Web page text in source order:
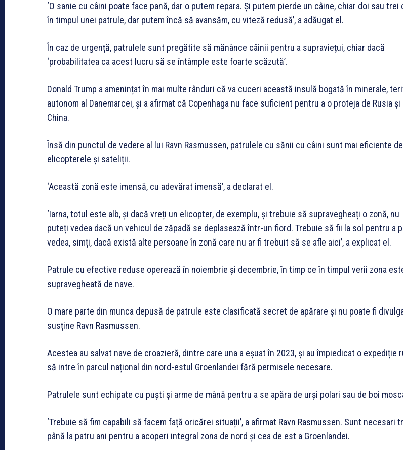
‘O sanie cu câini poate face pană, dar o putem repara. Și putem pierde un câine, chiar doi sau trei
în timpul unei patrule, dar putem încă să avansăm, cu viteză redusă’, a adăugat el.
În caz de urgență, patrulele sunt pregătite să mănânce câinii pentru a supraviețui, chiar dacă
‘probabilitatea ca acest lucru să se întâmple este foarte scăzută’.
Donald Trump a amenințat în mai multe rânduri că va cuceri această insulă bogată în minerale,
autonom al Danemarcei, și a afirmat că Copenhaga nu face suficient pentru a o proteja de Rusia și
China.
Însă din punctul de vedere al lui Ravn Rasmussen, patrulele cu sănii cu câini sunt mai eficiente
elicopterele și sateliții.
‘Această zonă este imensă, cu adevărat imensă’, a declarat el.
‘Iarna, totul este alb, și dacă vreți un elicopter, de exemplu, și trebuie să supravegheați o zonă, nu
puteți vedea dacă un vehicul de zăpadă se deplasează într-un fiord. Trebuie să fii la sol pentru a
vedea, simți, dacă există alte persoane în zonă care nu ar fi trebuit să se afle aici’, a explicat el.
Patrule cu efective reduse operează în noiembrie și decembrie, în timp ce în timpul verii zona
supravegheată de nave.
O mare parte din munca depusă de patrule este clasificată secret de apărare și nu poate fi
susține Ravn Rasmussen.
Acestea au salvat nave de croazieră, dintre care una a eșuat în 2023, și au împiedicat o expediție
să intre în parcul național din nord-estul Groenlandei fără permisele necesare.
Patrulele sunt echipate cu puști și arme de mână pentru a se apăra de urși polari sau de boi
‘Trebuie să fim capabili să facem față oricărei situații’, a afirmat Ravn Rasmussen. Sunt necesari
până la patru ani pentru a acoperi integral zona de nord și cea de est a Groenlandei.